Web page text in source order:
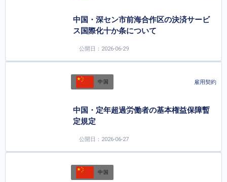
中国・深セン市前海合作区の決済サービ
ス国際化十か条について
公開日：2026-06-29
中国 雇用契約
中国・定年超過労働者の基本権益保障暫
定規定
公開日：2026-06-27
中国